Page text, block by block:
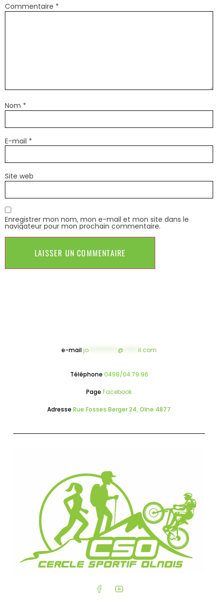
Commentaire *
Nom *
E-mail *
Site web
Enregistrer mon nom, mon e-mail et mon site dans le
navigateur pour mon prochain commentaire.
e-mailjo @ il.com
Téléphone 0498/04.79.96
Page Facebook
Adresse Rue Fosses Berger 24, Olne 4877